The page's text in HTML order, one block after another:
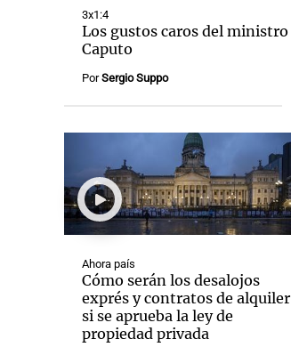
3x1:4
Los gustos caros del ministro
Caputo
PorSergio Suppo
Ahora país
Cómo serán los desalojos
exprés y contratos de alquiler
si se aprueba la ley de
propiedad privada